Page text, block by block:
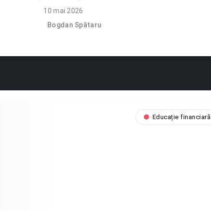
10 mai 2026
Bogdan Spătaru
Educație financiară